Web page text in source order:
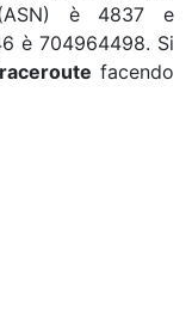
è 4837 e
è 704964498. Si
facendo